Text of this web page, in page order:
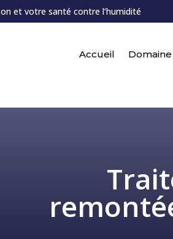
et votre santé contre l’humidité
Accueil